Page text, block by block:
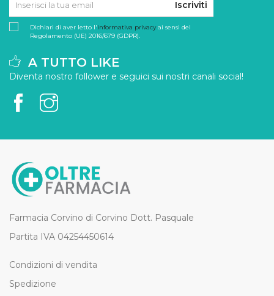
Iscriviti
Dichiari di aver letto l'informativa privacyai sensi del
Regolamento (UE) 2016/679 (GDPR).
A TUTTO LIKE
Diventa nostro follower e seguici sui nostri canali social!
Farmacia Corvino di Corvino Dott. Pasquale
Partita IVA 04254450614
Condizioni di vendita
Spedizione